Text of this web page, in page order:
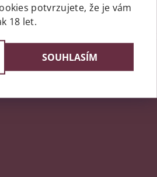
Prosím
potvrzujete, že je vám
18 let.
SOUHLASÍM